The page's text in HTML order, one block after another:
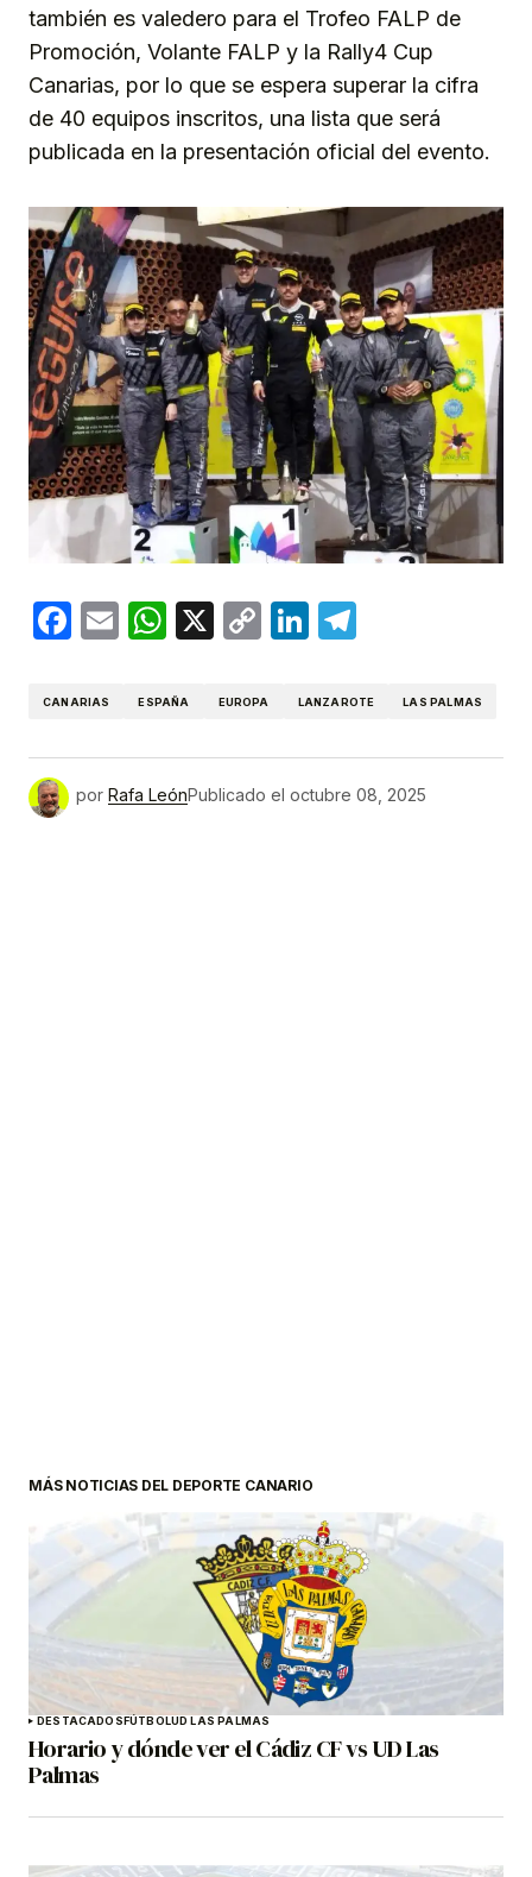
también es valedero para el Trofeo FALP de
Promoción, Volante FALP y la Rally4 Cup
Canarias, por lo que se espera superar la cifra
de 40 equipos inscritos, una lista que será
publicada en la presentación oficial del evento.
Facebook
EmailWhatsApp
X
CopyLinkedIn
CANARIAS ESPAÑA EUROPA LANZAROTE LAS PALMAS
por Rafa LeónPublicado el octubre 08, 2025
MÁS NOTICIAS DEL DEPORTE CANARIO
DESTACADOSFÚTBOLUD LAS PALMAS
Horario y dónde ver el Cádiz CF vs UD Las
Palmas